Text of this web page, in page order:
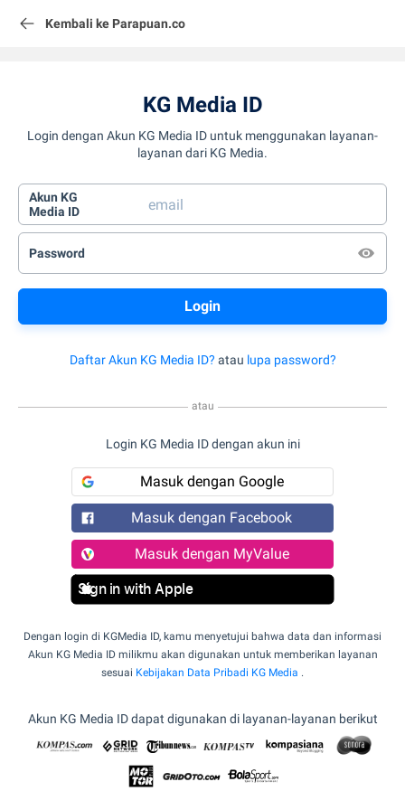
Kembali ke Parapuan.co
KG Media ID
Login dengan Akun KG Media ID untuk menggunakan layanan-
layanan dari KG Media.
Akun KG
Media ID
Password
Daftar Akun KG Media ID? atau lupa password?
atau
Login KG Media ID dengan akun ini
Masuk dengan Google
Masuk dengan Facebook
Masuk dengan MyValue
Sign in with Apple
Dengan login di KGMedia ID, kamu menyetujui bahwa data dan informasi
Akun KG Media ID milikmu akan digunakan untuk memberikan layanan
sesuai Kebijakan Data Pribadi KG Media .
Akun KG Media ID dapat digunakan di layanan-layanan berikut